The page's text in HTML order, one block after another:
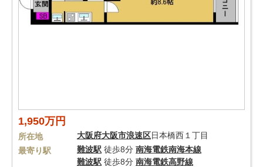
1,950万円
所在地 大阪府大阪市浪速区日本橋西１丁目
最寄り駅
難波駅 徒歩8分 南海電鉄南海本線
難波駅 徒歩8分 南海電鉄高野線